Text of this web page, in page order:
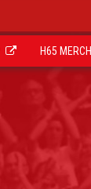
H65 MERCH